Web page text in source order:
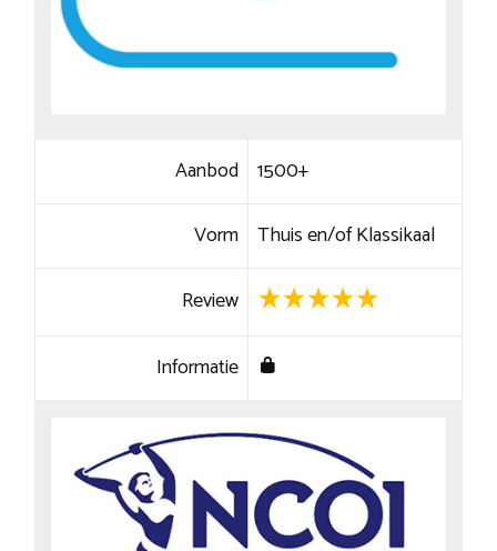
Aanbod 1500+
Vorm Thuis en/of Klassikaal
Review
Informatie